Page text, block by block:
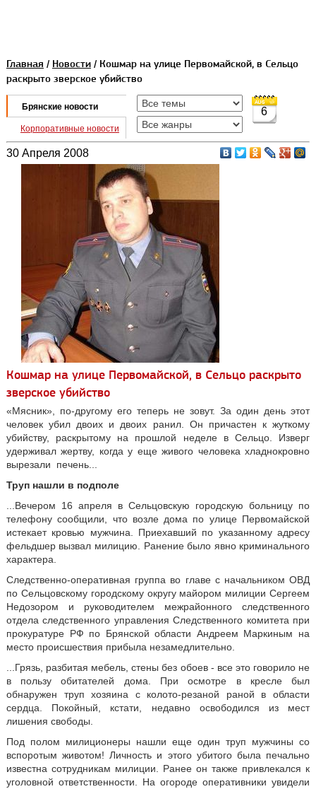
Главная / Новости/ Кошмар на улице Первомайской, в Сельцо
раскрыто зверское убийство
Брянские новости
Корпоративные новости
6
30 Апреля 2008
Кошмар на улице Первомайской, в Сельцо раскрыто
зверское убийство
«Мясник», по-другому его теперь не зовут. За один день этот
человек убил двоих и двоих ранил. Он причастен к жуткому
убийству, раскрытому на прошлой неделе в Сельцо. Изверг
удерживал жертву, когда у еще живого человека хладнокровно
вырезали печень...
Труп нашли в подполе
...Вечером 16 апреля в Сельцовскую городскую больницу по
телефону сообщили, что возле дома по улице Первомайской
истекает кровью мужчина. Приехавший по указанному адресу
фельдшер вызвал милицию. Ранение было явно криминального
характера.
Следственно-оперативная группа во главе с начальником ОВД
по Сельцовскому городскому округу майором милиции Сергеем
Недозором и руководителем межрайонного следственного
отдела следственного управления Следственного комитета при
прокуратуре РФ по Брянской области Андреем Маркиным на
место происшествия прибыла незамедлительно.
...Грязь, разбитая мебель, стены без обоев - все это говорило не
в пользу обитателей дома. При осмотре в кресле был
обнаружен труп хозяина с колото-резаной раной в области
сердца. Покойный, кстати, недавно освободился из мест
лишения свободы.
Под полом милиционеры нашли еще один труп мужчины со
вспоротым животом! Личность и этого убитого была печально
известна сотрудникам милиции. Ранее он также привлекался к
уголовной ответственности. На огороде оперативники увидели